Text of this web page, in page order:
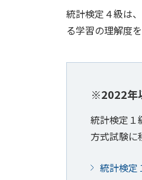
統計検定４級は
る学習の理解度
※2022年
統計検定１
方式試験に
統計検定